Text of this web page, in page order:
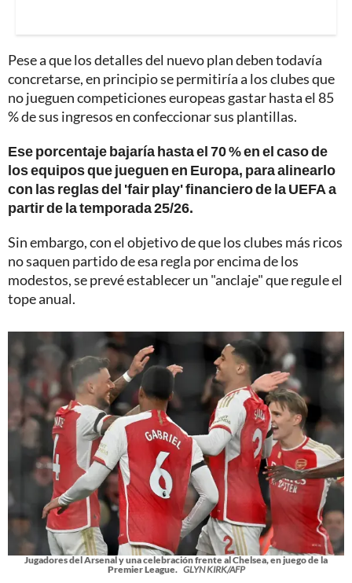
Pese a que los detalles del nuevo plan deben todavía
concretarse, en principio se permitiría a los clubes que
no jueguen competiciones europeas gastar hasta el 85
% de sus ingresos en confeccionar sus plantillas.
Ese porcentaje bajaría hasta el 70 % en el caso de
los equipos que jueguen en Europa, para alinearlo
con las reglas del 'fair play' financiero de la UEFA a
partir de la temporada 25/26.
Sin embargo, con el objetivo de que los clubes más ricos
no saquen partido de esa regla por encima de los
modestos, se prevé establecer un "anclaje" que regule el
tope anual.
Jugadores del Arsenal y una celebración frente al Chelsea, en juego de la
Premier League. GLYN KIRK/AFP